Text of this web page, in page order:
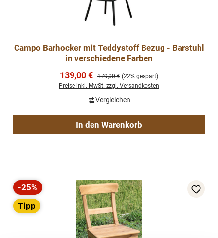
Campo Barhocker mit Teddystoff Bezug - Barstuhl
in verschiedene Farben
Verkaufspreis:
139,00 € Regulärer Preis:
179,00 € (22% gespart)
Preise inkl. MwSt. zzgl. Versandkosten
Vergleichen
In den Warenkorb
Rabatt
-25%
Tipp